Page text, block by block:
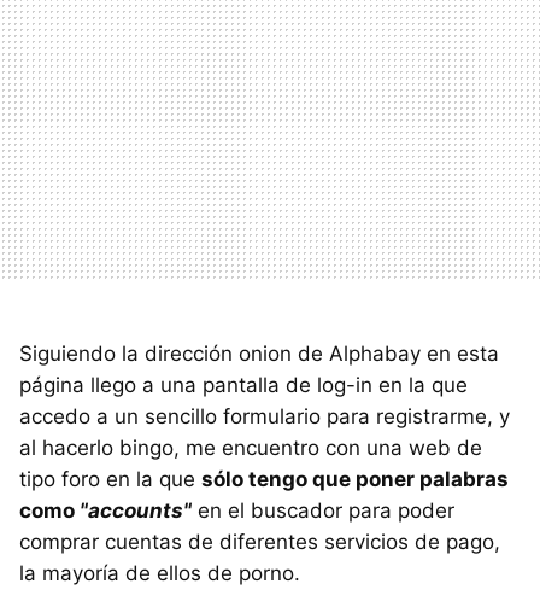
Siguiendo la dirección onion de Alphabay en esta
página llego a una pantalla de log-in en la que
accedo a un sencillo formulario para registrarme, y
al hacerlo bingo, me encuentro con una web de
tipo foro en la que sólo tengo que poner palabras
como "accounts" en el buscador para poder
comprar cuentas de diferentes servicios de pago,
la mayoría de ellos de porno.